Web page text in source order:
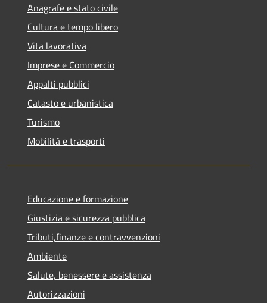
Anagrafe e stato civile
Cultura e tempo libero
Vita lavorativa
Imprese e Commercio
Appalti pubblici
Catasto e urbanistica
Turismo
Mobilità e trasporti
Educazione e formazione
Giustizia e sicurezza pubblica
Tributi,finanze e contravvenzioni
Ambiente
Salute, benessere e assistenza
Autorizzazioni